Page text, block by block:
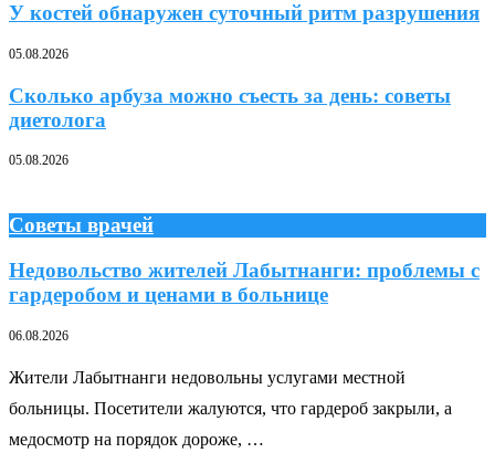
У костей обнаружен суточный ритм разрушения
05.08.2026
Сколько арбуза можно съесть за день: советы
диетолога
05.08.2026
Советы врачей
Недовольство жителей Лабытнанги: проблемы с
гардеробом и ценами в больнице
06.08.2026
Жители Лабытнанги недовольны услугами местной
больницы. Посетители жалуются, что гардероб закрыли, а
медосмотр на порядок дороже, …